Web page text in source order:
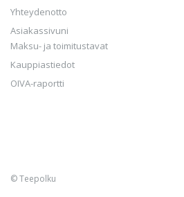
Yhteydenotto
Asiakassivuni
Maksu- ja toimitustavat
Kauppiastiedot
OIVA-raportti
© Teepolku